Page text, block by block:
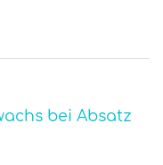
bei Absatz